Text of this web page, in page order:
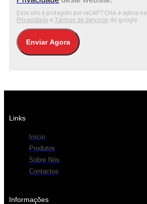
Este site é protegido por reCAPTCHA e aplica-se
Privacidade e Termos de Serviços do google.
Enviar Agora
Links
Início
Produtos
Sobre Nós
Contactos
Informações